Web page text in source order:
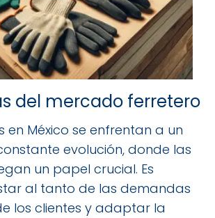
del mercado ferretero
en México se enfrentan a un
evolución, donde las
un papel crucial. Es
al tanto de las demandas
los clientes y adaptar la